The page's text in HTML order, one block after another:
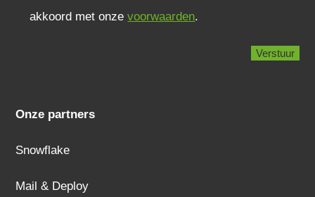
akkoord met onzevoorwaarden.
Onze partners
Snowflake
Mail & Deploy